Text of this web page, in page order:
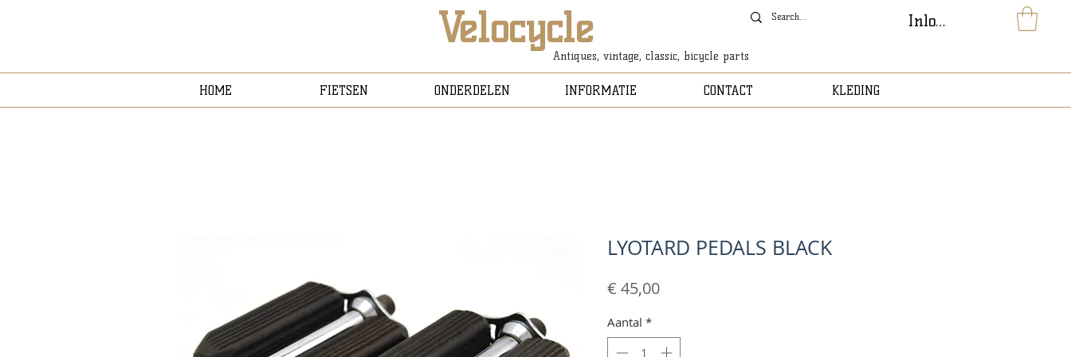
Velocycle
Antiques, vintage, classic, bicycle parts
Inloggen
HOME FIETSEN ONDERDELEN INFORMATIE CONTACT KLEDING
LYOTARD PEDALS BLACK
€ 45,00Prijs
Aantal *